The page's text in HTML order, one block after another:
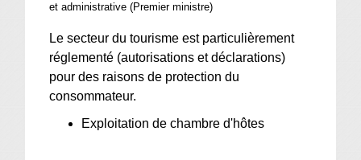
et administrative (Premier ministre)
Le secteur du tourisme est particulièrement
réglementé (autorisations et déclarations)
pour des raisons de protection du
consommateur.
Exploitation de chambre d'hôtes